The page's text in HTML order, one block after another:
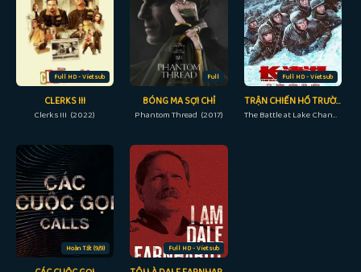
Full HD - Vietsub
CLERKS III
Clerks III (2022)
Full
BÓNG MA SỢI CHỈ
Phantom Thread (2017)
Full HD - Vietsub
TRẬN CHIẾN HỒ TRƯỜNG TÂN
The Battle at Lake Changjin (2021)
Hoàn Tất (9/9) Full HD - Vietsub